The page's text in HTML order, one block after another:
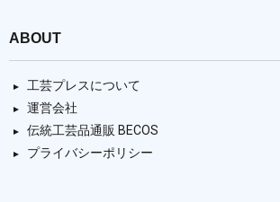
ABOUT
工芸プレスについて
運営会社
伝統工芸品通販 BECOS
プライバシーポリシー